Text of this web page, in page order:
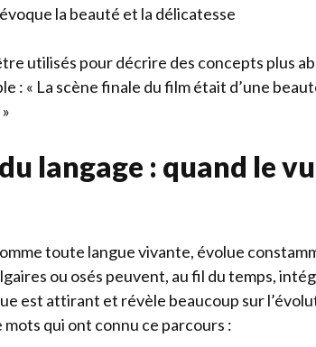
la beauté et la délicatesse
utilisés pour décrire des concepts plus
: « La scène finale du film était d’une
langage : quand le
toute langue vivante, évolue
ou osés peuvent, au fil du temps,
est attirant et révèle beaucoup sur
mots qui ont connu ce parcours :